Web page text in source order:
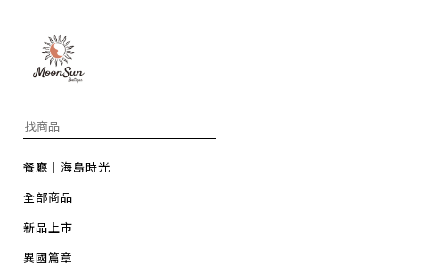
餐廳｜海島時光
全部商品
新品上市
異國篇章